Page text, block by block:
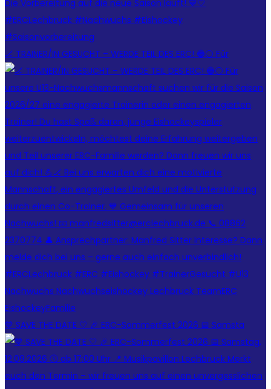
🏒 TRAINER/IN GESUCHT – WERDE TEIL DES ERC! 🔵⚪ Für
💙 SAVE THE DATE 🤍 🎉 ERC-Sommerfest 2026 📅 Samsta